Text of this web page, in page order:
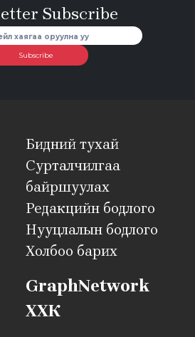
Subscribe
Subscribe
Бидний тухай
Сурталчилгаа
байршуулах
Редакцийн бодлого
Нууцлалын бодлого
Холбоо барих
GraphNetwork
ХХК